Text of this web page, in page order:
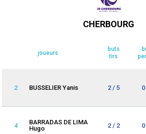
CHERBOURG
joueurs
buts
tirs
2 BUSSELIER Yanis 2 / 5
4
BARRADAS DE LIMA
Hugo
2 / 2